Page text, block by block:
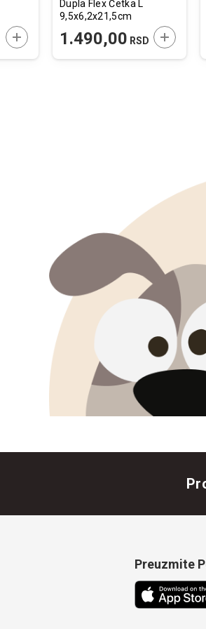
DODAJTE U KORPU
Dupla Flex Četka L
9,5x6,2x21,5cm
1.490,00 RSD
Preuzmite